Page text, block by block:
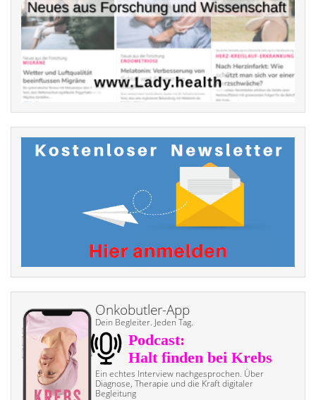
Onkobutler-App
Dein Begleiter. Jeden Tag.
Ein echtes Interview nach­gesprochen. Über
Diagnose, Therapie und die Kraft digitaler
Begleitung